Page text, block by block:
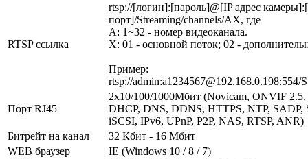
RTSP ссылка
rtsp://[логин]:[пароль]@[IP адрес
порт]/Streaming/channels/AX, где
A: 1~32 - номер видеоканала.
X: 01 - основной поток; 02 -
Пример:
rtsp://admin:a1234567@192.168.0.198:554/
Порт RJ45
2х10/100/1000Мбит (Novicam, ONVIF 2.5,
DHCP, DNS, DDNS, HTTPS, NTP, SADP,
iSCSI, IPv6, UPnP, P2P, NAS, RTSP, ANR)
Битрейт на канал
32 Кбит - 16 Мбит
WEB браузер
IE (Windows 10 / 8 / 7)